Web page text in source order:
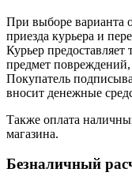
При выборе варианта
приезда курьера и
Курьер
предмет повреждений,
Покупатель
вносит денежные
Также оплата
магазина.
Безналичный